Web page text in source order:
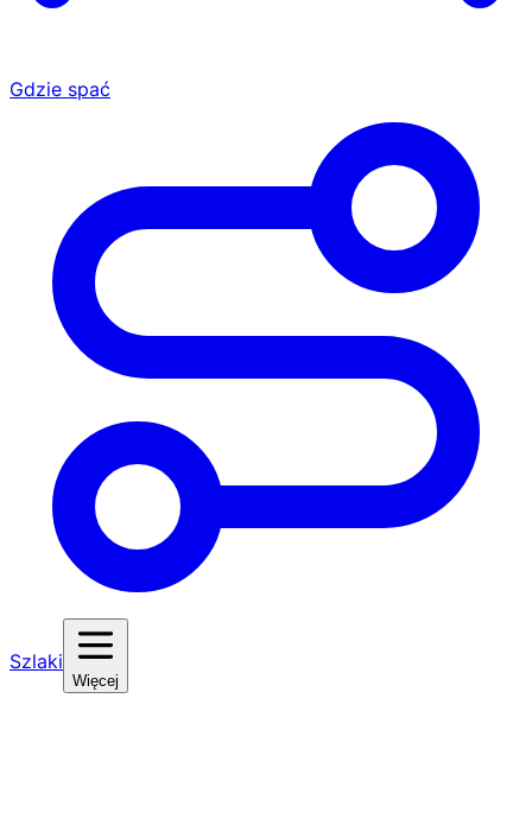
Gdzie spać
Szlaki
Więcej